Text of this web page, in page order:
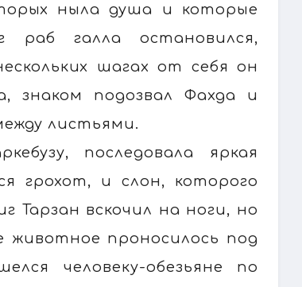
ныла душа и которые
раб галла остановился,
шагах от себя он
знаком подозвал Фахда и
листьями.
последовала яркая
грохот, и слон, которого
Тарзан вскочил на ноги, но
проносилось под
человеку-обезьяне по